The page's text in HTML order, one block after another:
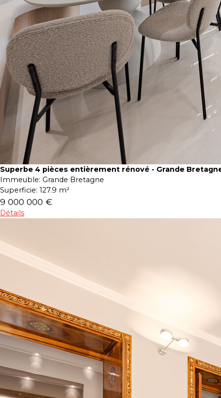
Superbe 4 pièces entièrement rénové - Grande
Immeuble: Grande Bretagne
Superficie: 127.9 m²
9 000 000 €
Détails